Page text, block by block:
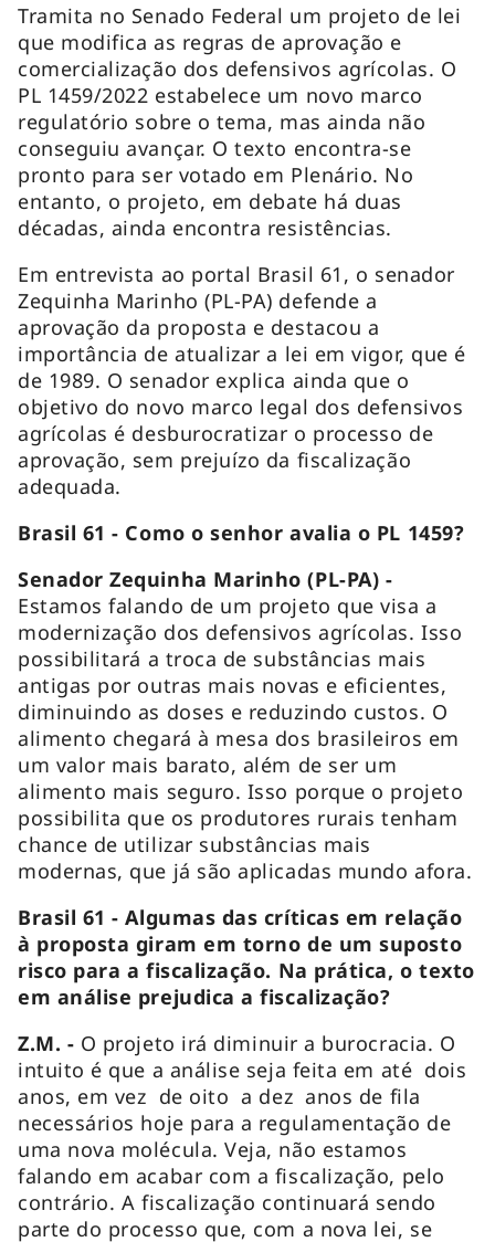
Tramita no Senado Federal um projeto de lei
que modifica as regras de aprovação e
comercialização dos defensivos agrícolas. O
PL 1459/2022 estabelece um novo marco
regulatório sobre o tema, mas ainda não
conseguiu avançar. O texto encontra-se
pronto para ser votado em Plenário. No
entanto, o projeto, em debate há duas
décadas, ainda encontra resistências.
Em entrevista ao portal Brasil 61, o senador
Zequinha Marinho (PL-PA) defende a
aprovação da proposta e destacou a
importância de atualizar a lei em vigor, que é
de 1989. O senador explica ainda que o
objetivo do novo marco legal dos defensivos
agrícolas é desburocratizar o processo de
aprovação, sem prejuízo da fiscalização
adequada.
Brasil 61 - Como o senhor avalia o PL 1459?
Senador Zequinha Marinho (PL-PA) -
Estamos falando de um projeto que visa a
modernização dos defensivos agrícolas. Isso
possibilitará a troca de substâncias mais
antigas por outras mais novas e eficientes,
diminuindo as doses e reduzindo custos. O
alimento chegará à mesa dos brasileiros em
um valor mais barato, além de ser um
alimento mais seguro. Isso porque o projeto
possibilita que os produtores rurais tenham
chance de utilizar substâncias mais
modernas, que já são aplicadas mundo afora.
Brasil 61 - Algumas das críticas em relação
à proposta giram em torno de um suposto
risco para a fiscalização. Na prática, o texto
em análise prejudica a fiscalização?
Z.M. - O projeto irá diminuir a burocracia. O
intuito é que a análise seja feita em até dois
anos, em vez de oito a dez anos de fila
necessários hoje para a regulamentação de
uma nova molécula. Veja, não estamos
falando em acabar com a fiscalização, pelo
contrário. A fiscalização continuará sendo
parte do processo que, com a nova lei, se